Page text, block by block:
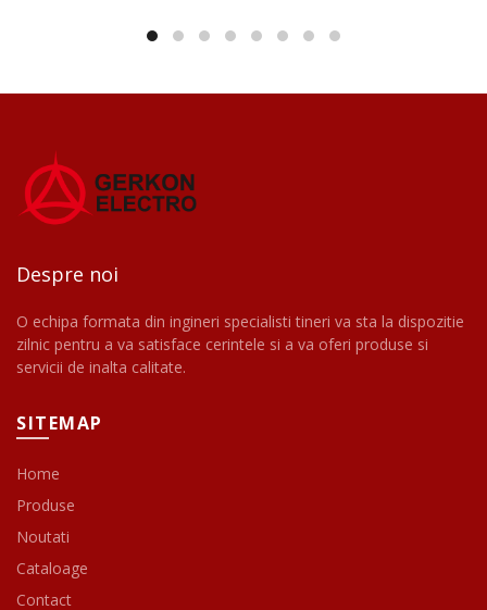
Despre noi
O echipa formata din ingineri specialisti tineri va sta la dispozitie
zilnic pentru a va satisface cerintele si a va oferi produse si
servicii de inalta calitate.
SITEMAP
Home
Produse
Noutati
Cataloage
Contact